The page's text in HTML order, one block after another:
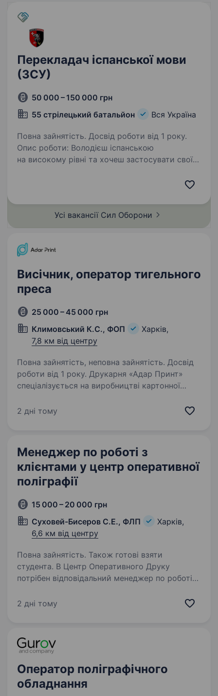
Перекладач іспанської мови
(ЗСУ)
50 000 – 150 000 грн
55 стрілецький батальйон
Вся Україна
Повна зайнятість. Досвід роботи від 1 року.
Опис роботи: Володієш іспанською
на високому рівні та хочеш застосувати свої
Куратора…
Усі вакансії Сил Оборони
Висічник, оператор тигельного
преса
25 000 – 45 000 грн
Климовський К.С., ФОП
Харків,
7,8 км від центру
Повна зайнятість, неповна зайнятість. Досвід
роботи від 1 року. Друкарня «Адар Принт»
спеціалізується на виробництві картонної
як повна зайнятість, так і підробіток. Цінуємо
2 дні тому
Менеджер по роботі з
клієнтами у центр оперативної
поліграфії
15 000 – 20 000 грн
Суховей-Бисеров С.Е., ФЛП
Харків,
6,6 км від центру
Повна зайнятість. Також готові взяти
студента. В Центр Оперативного Друку
потрібен відповідальний менеджер по роботі
працювати на результат. Наша вакансія також
2 дні тому
Оператор поліграфічного
обладнання